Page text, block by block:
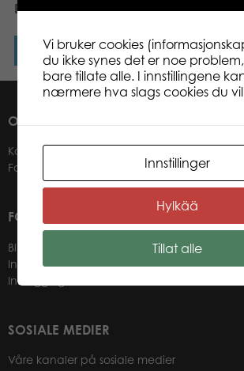
Brain Train
Les mer
Stativ IQ
OM OSS
Kontakter
Forhandlere
FOR VÅRE KUNDER
Bli forhandler
Informasjon for forhandlere
Innlogging nettbutikk
SOSIALE MEDIER
Våre kanaler på sosiale medier
Vi bruker cookies
du ikke synes det er noe
bare tillate alle. I innstillingene
nærmere hva slags cookies du
Innstillinger
Hylkää
Tillat alle